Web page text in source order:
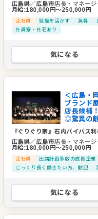
広島県／広島市店長・マネージ
月給:180,000 円〜250,000円
正社員 経験を活かす 急募
社員寮・社宅あり
気になる
＜広島・
ブランド
店長候補
◎驚異の
『ぐりぐり家』石内バイパス
広島県／広島市店長・マネージ
月給:180,000 円〜250,000円
正社員 出店計画多数の成長企業
じっくり長く働きたい方、歓迎
気になる